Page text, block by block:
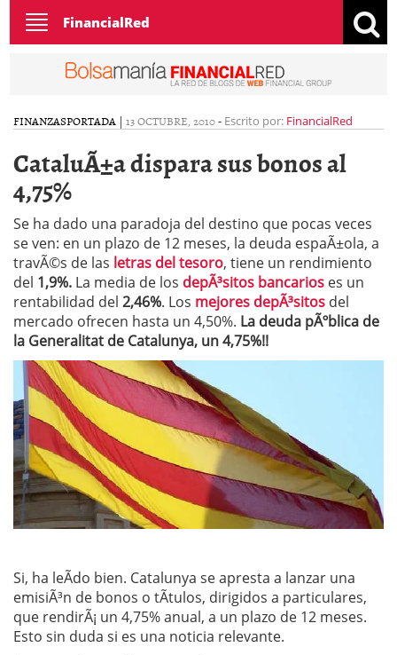
Toggle
navigation
FinancialRed
FINANZASPORTADA | 13 OCTUBRE, 2010- Escrito por: FinancialRed
CataluÃ±a dispara sus bonos al
4,75%
Se ha dado una paradoja del destino que pocas veces
se ven: en un plazo de 12 meses, la deuda espaÃ±ola, a
travÃ©s de las letras del tesoro, tiene un rendimiento
del 1,9%. La media de los depÃ³sitos bancarios es un
rentabilidad del 2,46%. Los mejores depÃ³sitos del
mercado ofrecen hasta un 4,50%. La deuda pÃºblica de
la Generalitat de Catalunya, un 4,75%!!
Si, ha leÃ­do bien. Catalunya se apresta a lanzar una
emisiÃ³n de bonos o tÃ­tulos, dirigidos a particulares,
que rendirÃ¡ un 4,75% anual, a un plazo de 12 meses.
Esto sin duda si es una noticia relevante.